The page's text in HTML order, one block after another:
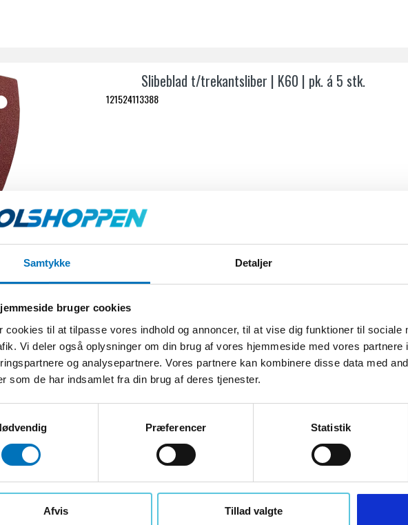
Samtykke Detaljer
bruger cookies
cookies til at tilpasse vores indhold og annoncer, til at vise dig funktioner til sociale
Vi deler også oplysninger om din brug af vores hjemmeside med vores partnere
og analysepartnere. Vores partnere kan kombinere disse data med
som de har indsamlet fra din brug af deres tjenester.
Præferencer Statistik
Afvis Tillad valgte
Slibeblad t/trekantsliber | K60 | pk. á 5 stk.
121524113388
121524113389